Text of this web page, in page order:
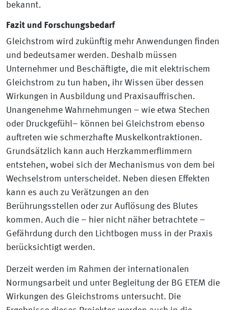
bekannt.
Fazit und Forschungsbedarf
Gleichstrom wird zukünftig mehr Anwendungen finden
und bedeutsamer werden. Deshalb müssen
Unternehmer und Beschäftigte, die mit elektrischem
Gleichstrom zu tun haben, ihr Wissen über dessen
Wirkungen in Ausbildung und Praxisauffrischen.
Unangenehme Wahrnehmungen – wie etwa Stechen
oder Druckgefühl– können bei Gleichstrom ebenso
auftreten wie schmerzhafte Muskelkontraktionen.
Grundsätzlich kann auch Herzkammerflimmern
entstehen, wobei sich der Mechanismus von dem bei
Wechselstrom unterscheidet. Neben diesen Effekten
kann es auch zu Verätzungen an den
Berührungsstellen oder zur Auflösung des Blutes
kommen. Auch die – hier nicht näher betrachtete –
Gefährdung durch den Lichtbogen muss in der Praxis
berücksichtigt werden.
Derzeit werden im Rahmen der internationalen
Normungsarbeit und unter Begleitung der BG ETEM die
Wirkungen des Gleichstroms untersucht. Die